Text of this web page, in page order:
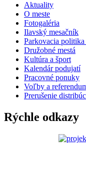
Aktuality
O meste
Fotogaléria
Ilavský mesačník
Parkovacia politika
Družobné mestá
Kultúra a šport
Kalendár podujatí
Pracovné ponuky
Voľby a
Prerušenie
Rýchle odkazy